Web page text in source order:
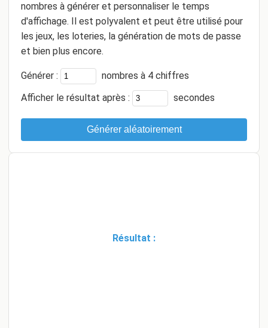
nombres à générer et personnaliser le temps
d'affichage. Il est polyvalent et peut être utilisé pour
les jeux, les loteries, la génération de mots de passe
et bien plus encore.
Générer :
nombres à 4 chiffres
Afficher le résultat après :
secondes
Générer aléatoirement
Résultat :